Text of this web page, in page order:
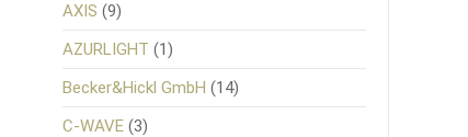
AXIS (9)
AZURLIGHT (1)
Becker&Hickl GmbH (14)
C-WAVE (3)